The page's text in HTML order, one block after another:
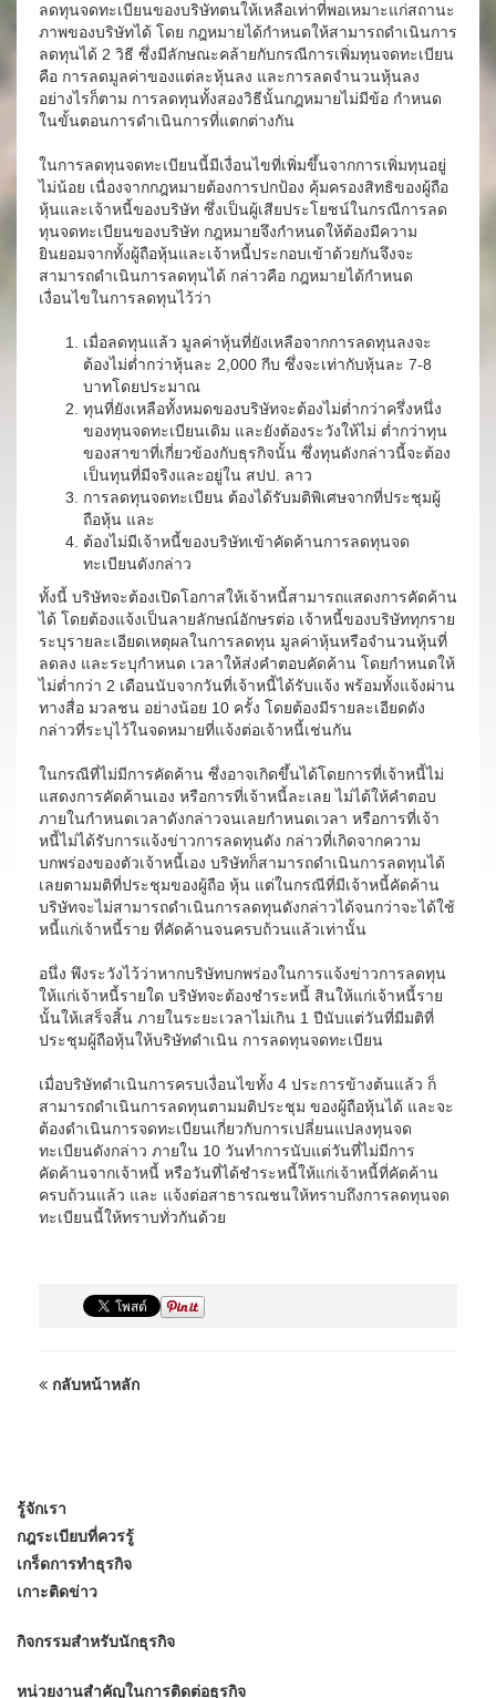
ลดทุนจดทะเบียนของบริษัทตนให้เหลือเท่าที่พอเหมาะแก่สถานะ
ภาพของบริษัทได้ โดย กฎหมายได้กำหนดให้สามารถดำเนินการ
ลดทุนได้ 2 วิธี ซึ่งมีลักษณะคล้ายกับกรณีการเพิ่มทุนจดทะเบียน
คือ การลดมูลค่าของแต่ละหุ้นลง และการลดจำนวนหุ้นลง
อย่างไรก็ตาม การลดทุนทั้งสองวิธีนั้นกฎหมายไม่มีข้อ กำหนด
ในขั้นตอนการดำเนินการที่แตกต่างกัน
ในการลดทุนจดทะเบียนนี้มีเงื่อนไขที่เพิ่มขึ้นจากการเพิ่มทุนอยู่
ไม่น้อย เนื่องจากกฎหมายต้องการปกป้อง คุ้มครองสิทธิของผู้ถือ
หุ้นและเจ้าหนี้ของบริษัท ซึ่งเป็นผู้เสียประโยชน์ในกรณีการลด
ทุนจดทะเบียนของบริษัท กฎหมายจึงกำหนดให้ต้องมีความ
ยินยอมจากทั้งผู้ถือหุ้นและเจ้าหนี้ประกอบเข้าด้วยกันจึงจะ
สามารถดำเนินการลดทุนได้ กล่าวคือ กฎหมายได้กำหนด
เงื่อนไขในการลดทุนไว้ว่า
เมื่อลดทุนแล้ว มูลค่าหุ้นที่ยังเหลือจากการลดทุนลงจะ
ต้องไม่ต่ำกว่าหุ้นละ 2,000 กีบ ซึ่งจะเท่ากับหุ้นละ 7-8
บาทโดยประมาณ
ทุนที่ยังเหลือทั้งหมดของบริษัทจะต้องไม่ต่ำกว่าครึ่งหนึ่ง
ของทุนจดทะเบียนเดิม และยังต้องระวังให้ไม่ ต่ำกว่าทุน
ของสาขาที่เกี่ยวข้องกับธุรกิจนั้น ซึ่งทุนดังกล่าวนี้จะต้อง
เป็นทุนที่มีจริงและอยู่ใน สปป. ลาว
การลดทุนจดทะเบียน ต้องได้รับมติพิเศษจากที่ประชุมผู้
ถือหุ้น และ
ต้องไม่มีเจ้าหนี้ของบริษัทเข้าคัดค้านการลดทุนจด
ทะเบียนดังกล่าว
ทั้งนี้ บริษัทจะต้องเปิดโอกาสให้เจ้าหนี้สามารถแสดงการคัดค้าน
ได้ โดยต้องแจ้งเป็นลายลักษณ์อักษรต่อ เจ้าหนี้ของบริษัททุกราย
ระบุรายละเอียดเหตุผลในการลดทุน มูลค่าหุ้นหรือจำนวนหุ้นที่
ลดลง และระบุกำหนด เวลาให้ส่งคำตอบคัดค้าน โดยกำหนดให้
ไม่ต่ำกว่า 2 เดือนนับจากวันที่เจ้าหนี้ได้รับแจ้ง พร้อมทั้งแจ้งผ่าน
ทางสื่อ มวลชน อย่างน้อย 10 ครั้ง โดยต้องมีรายละเอียดดัง
กล่าวที่ระบุไว้ในจดหมายที่แจ้งต่อเจ้าหนี้เช่นกัน
ในกรณีที่ไม่มีการคัดค้าน ซึ่งอาจเกิดขึ้นได้โดยการที่เจ้าหนี้ไม่
แสดงการคัดค้านเอง หรือการที่เจ้าหนี้ละเลย ไม่ได้ให้คำตอบ
ภายในกำหนดเวลาดังกล่าวจนเลยกำหนดเวลา หรือการที่เจ้า
หนี้ไม่ได้รับการแจ้งข่าวการลดทุนดัง กล่าวที่เกิดจากความ
บกพร่องของตัวเจ้าหนี้เอง บริษัทก็สามารถดำเนินการลดทุนได้
เลยตามมติที่ประชุมของผู้ถือ หุ้น แต่ในกรณีที่มีเจ้าหนี้คัดค้าน
บริษัทจะไม่สามารถดำเนินการลดทุนดังกล่าวได้จนกว่าจะได้ใช้
หนี้แก่เจ้าหนี้ราย ที่คัดค้านจนครบถ้วนแล้วเท่านั้น
อนึ่ง พึงระวังไว้ว่าหากบริษัทบกพร่องในการแจ้งข่าวการลดทุน
ให้แก่เจ้าหนี้รายใด บริษัทจะต้องชำระหนี้ สินให้แก่เจ้าหนี้ราย
นั้นให้เสร็จสิ้น ภายในระยะเวลาไม่เกิน 1 ปีนับแต่วันที่มีมติที่
ประชุมผู้ถือหุ้นให้บริษัทดำเนิน การลดทุนจดทะเบียน
เมื่อบริษัทดำเนินการครบเงื่อนไขทั้ง 4 ประการข้างต้นแล้ว ก็
สามารถดำเนินการลดทุนตามมติประชุม ของผู้ถือหุ้นได้ และจะ
ต้องดำเนินการจดทะเบียนเกี่ยวกับการเปลี่ยนแปลงทุนจด
ทะเบียนดังกล่าว ภายใน 10 วันทำการนับแต่วันที่ไม่มีการ
คัดค้านจากเจ้าหนี้ หรือวันที่ได้ชำระหนี้ให้แก่เจ้าหนี้ที่คัดค้าน
ครบถ้วนแล้ว และ แจ้งต่อสาธารณชนให้ทราบถึงการลดทุนจด
ทะเบียนนี้ให้ทราบทั่วกันด้วย
กลับหน้าหลัก
รู้จักเรา
กฎระเบียบที่ควรรู้
เกร็ดการทำธุรกิจ
เกาะติดข่าว
กิจกรรมสำหรับนักธุรกิจ
หน่วยงานสำคัญในการติดต่อธุรกิจ